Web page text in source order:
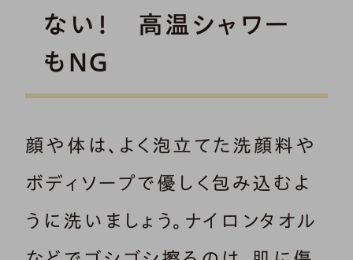
ない！ 高温シャワー
もNG
顔や体は、よく泡立てた洗顔料や
ボディソープで優しく包み込むよ
うに洗いましょう。ナイロンタオル